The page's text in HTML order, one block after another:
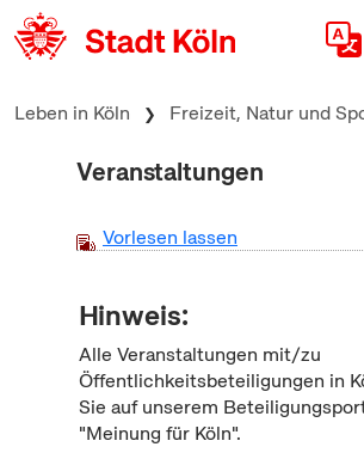
zum Inhalt springen
Leben in Köln Freizeit, Natur und
Veranstaltungen
Vorlesen lassen
Hinweis:
Alle Veranstaltungen mit/zu
Öffentlichkeitsbeteiligungen in
Sie auf unserem
"Meinung für Köln".